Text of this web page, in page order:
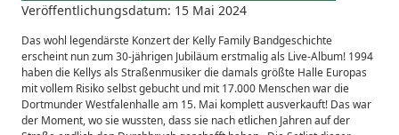
Veröffentlichungsdatum: 15 Mai 2024
Das wohl legendärste Konzert der Kelly Family Bandgeschichte
erscheint nun zum 30-jährigen Jubiläum erstmalig als Live-Album! 1994
haben die Kellys als Straßenmusiker die damals größte Halle Europas
mit vollem Risiko selbst gebucht und mit 17.000 Menschen war die
Dortmunder Westfalenhalle am 15. Mai komplett ausverkauft! Das war
der Moment, wo sie wussten, dass sie nach etlichen Jahren auf der